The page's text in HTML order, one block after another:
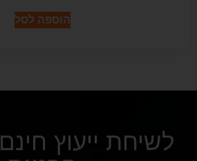
הוספה לסל
לשיחת ייעוץ חינם